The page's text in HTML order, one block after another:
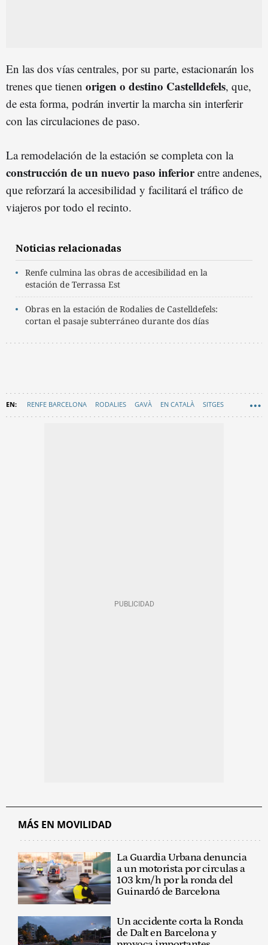
En las dos vías centrales, por su parte, estacionarán los
trenes que tienen origen o destino Castelldefels, que,
de esta forma, podrán invertir la marcha sin interferir
con las circulaciones de paso.
La remodelación de la estación se completa con la
construcción de un nuevo paso inferiorentre andenes,
que reforzará la accesibilidad y facilitará el tráfico de
viajeros por todo el recinto.
Noticias relacionadas
Renfe culmina las obras de accesibilidad en la
estación de Terrassa Est
Obras en la estación de Rodalies de Castelldefels:
cortan el pasaje subterráneo durante dos días
RENFE BARCELONA RODALIES GAVÀ EN CATALÀ SITGES
MÁS EN MOVILIDAD
La Guardia Urbana denuncia
a un motorista por circulas a
103 km/h por la ronda del
Guinardó de Barcelona
Un accidente corta la Ronda
de Dalt en Barcelona y